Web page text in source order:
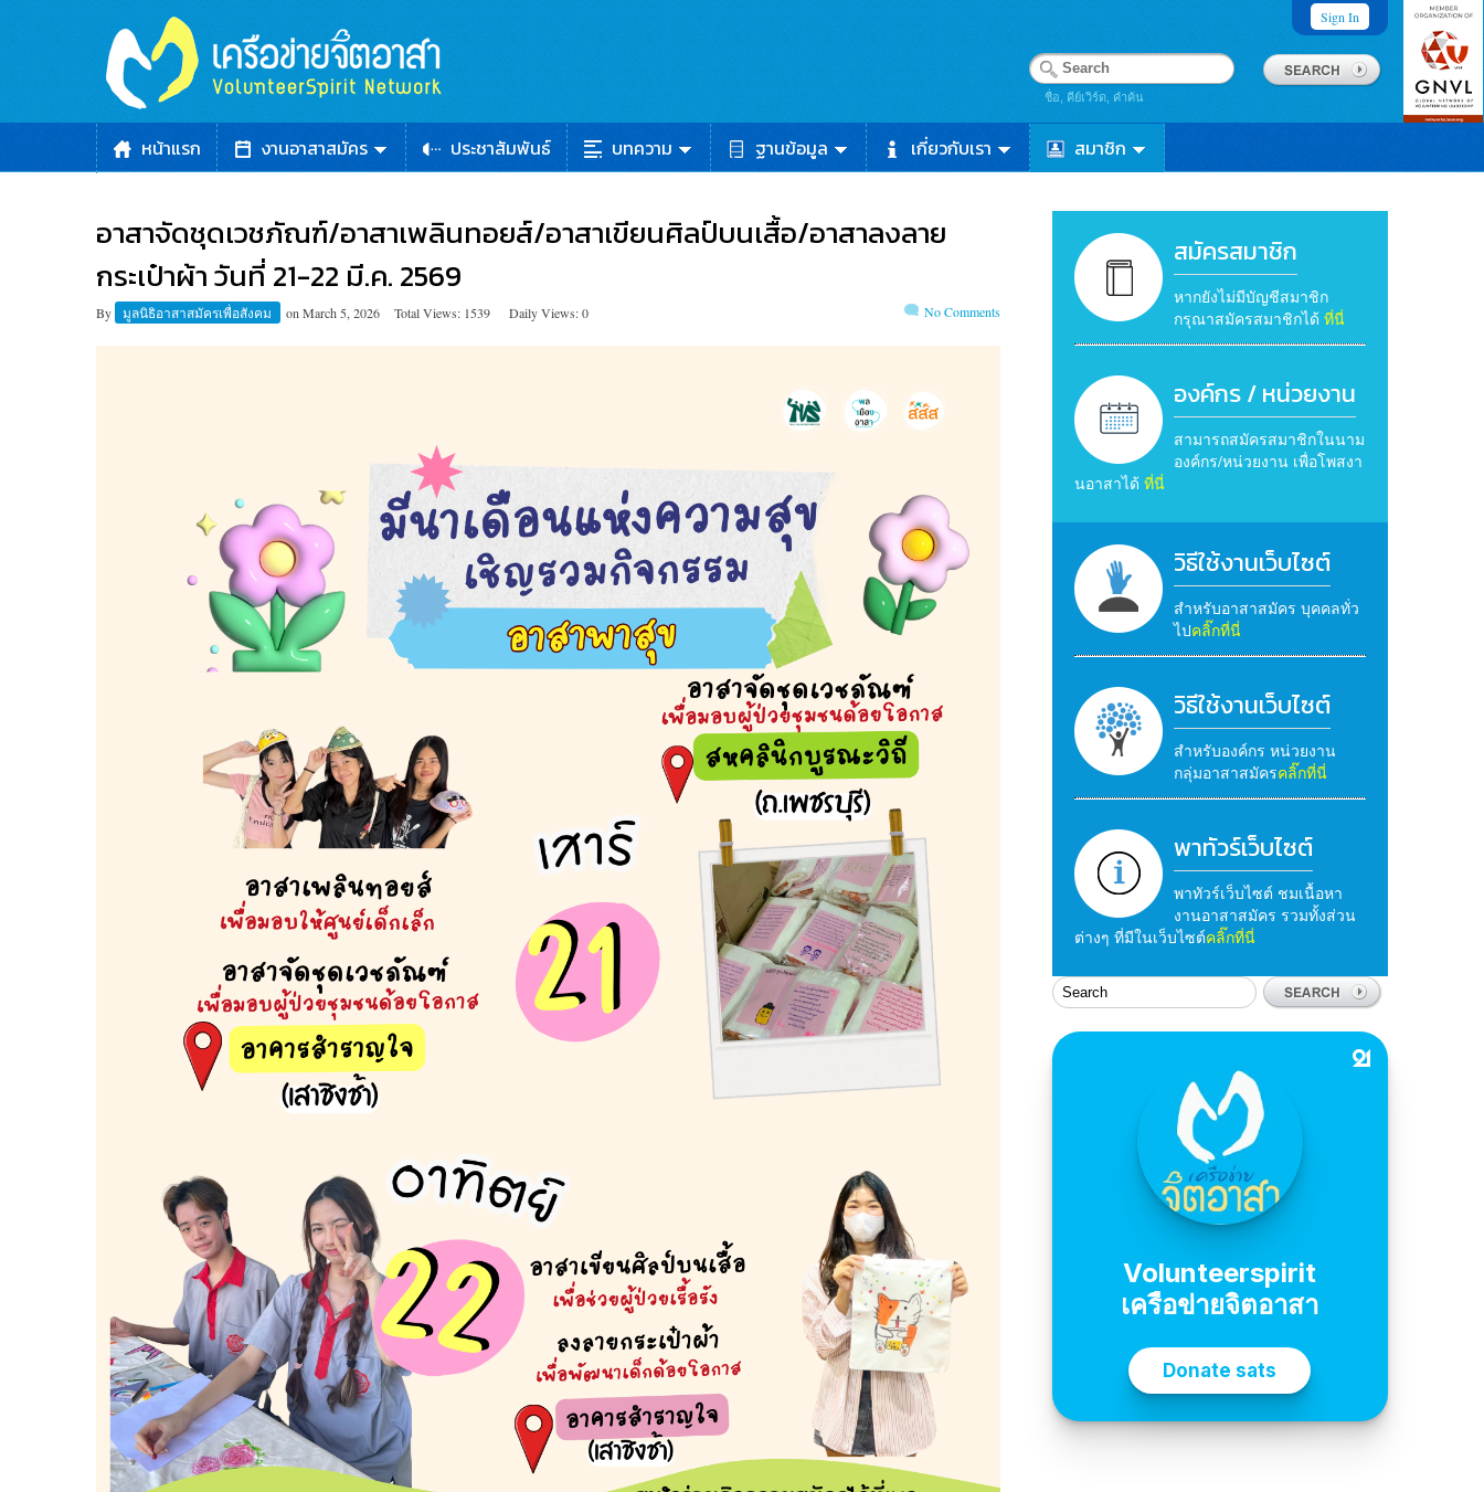
Sign In
ชื่อ, คีย์เวิร์ด, คำค้น
หน้าแรก งานอาสาสมัคร ประชาสัมพันธ์ บทความ ฐานข้อมูล เกี่ยวกับเรา สมาชิก
อาสาจัดชุดเวชภัณฑ์/อาสาเพลินทอยส์/อาสาเขียนศิลป์บนเสื้อ/อาสาลงลาย
กระเป๋าผ้า วันที่ 21-22 มี.ค. 2569
By มูลนิธิอาสาสมัครเพื่อสังคม on March 5, 2026 Total Views: 1539 Daily Views: 0 No Comments
สมัครสมาชิก
หากยังไม่มีบัญชีสมาชิก
กรุณาสมัครสมาชิกได้ ที่นี่
องค์กร / หน่วยงาน
สามารถสมัครสมาชิกในนาม
องค์กร/หน่วยงาน เพื่อโพสงา
นอาสาได้ ที่นี่
วิธีใช้งานเว็บไซต์
สำหรับอาสาสมัคร บุคคลทั่ว
ไปคลิ๊กที่นี่
วิธีใช้งานเว็บไซต์
สำหรับองค์กร หน่วยงาน
กลุ่มอาสาสมัครคลิ๊กที่นี่
พาทัวร์เว็บไซต์
พาทัวร์เว็บไซต์ ชมเนื้อหา
งานอาสาสมัคร รวมทั้งส่วน
ต่างๆ ที่มีในเว็บไซต์คลิ๊กที่นี่